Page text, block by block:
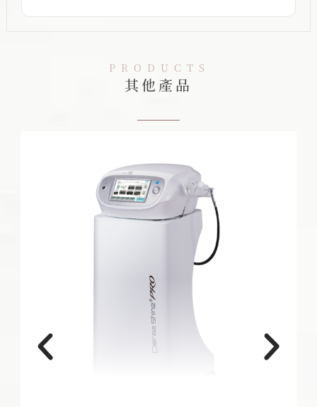
PRODUCTS
其他產品